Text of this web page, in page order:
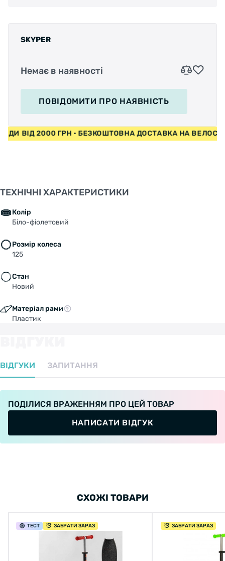
SKYPER
Немає в наявності
ПОВІДОМИТИ ПРО НАЯВНІСТЬ
ВІД 2000 ГРН • БЕЗКОШТОВНА ДОСТАВКА НА
ТЕХНІЧНІ ХАРАКТЕРИСТИКИ
Колір
Біло-фіолетовий
Розмір колеса
125
Стан
Новий
Матеріал рами
Пластик
ВІДГУКИ ЗАПИТАННЯ
ПОДІЛИСЯ ВРАЖЕННЯМ ПРО ЦЕЙ ТОВАР
НАПИСАТИ ВІДГУК
СХОЖІ ТОВАРИ
ТЕСТ ЗАБРАТИ ЗАРАЗ ЗАБРАТИ ЗАРАЗ